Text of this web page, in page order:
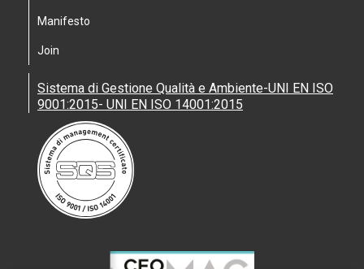
Manifesto
Join
Sistema di Gestione Qualità e Ambiente-UNI EN ISO
9001:2015- UNI EN ISO 14001:2015